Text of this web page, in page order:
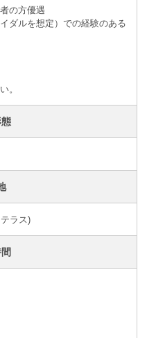
の方優遇
ダルを想定）での経験のある
。
ラス)